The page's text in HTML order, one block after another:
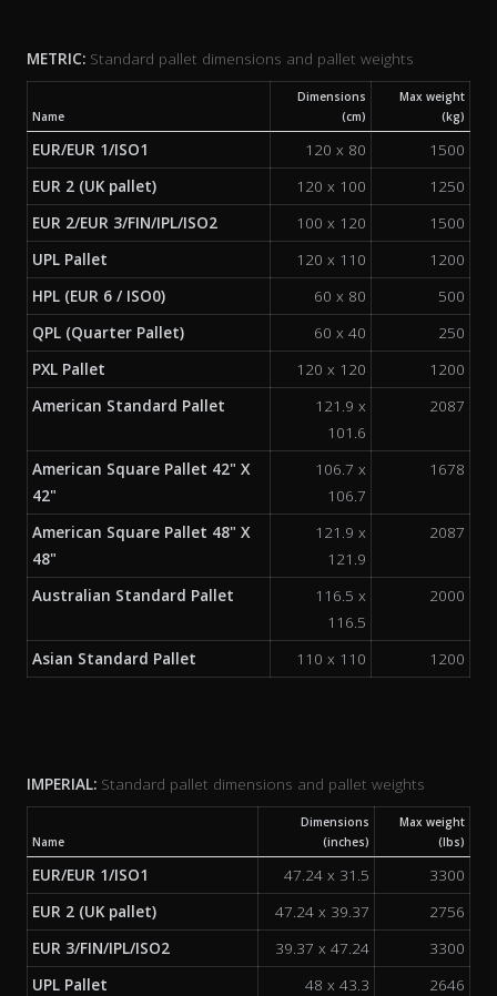
METRIC: Standard pallet dimensions and pallet weights
Name
Dimensions
(cm)
Max weight
(kg)
EUR/EUR 1/ISO1 120 x 80
1500
EUR 2 (UK pallet)
120 x 100
1250
EUR 2/EUR 3/FIN/IPL/ISO2
100 x 120
1500
UPL Pallet
120 x 110
1200
HPL (EUR 6 / ISO0)
60 x 80
500
QPL (Quarter Pallet)
60 x 40
250
PXL Pallet
120 x 120
1200
American Standard Pallet
121.9 x
101.6
2087
American Square Pallet 42" X
42"
106.7 x
106.7
1678
American Square Pallet 48" X
48"
121.9 x
121.9
2087
Australian Standard Pallet
116.5 x
116.5
2000
Asian Standard Pallet 110 x 110 1200
IMPERIAL: Standard pallet dimensions and pallet weights
Name
Dimensions
(inches)
Max weight
(lbs)
EUR/EUR 1/ISO1 47.24 x 31.5
3300
EUR 2 (UK pallet)
47.24 x 39.37
2756
EUR 3/FIN/IPL/ISO2
39.37 x 47.24
3300
UPL Pallet
48 x 43.3
2646